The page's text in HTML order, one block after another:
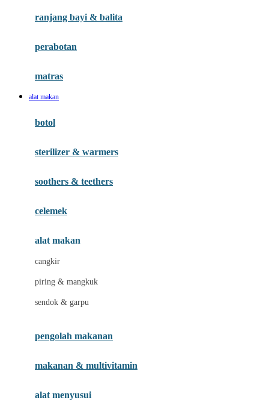
Haenim
Hot Wheels
Huanger
Hybrid
I
Joie
Jurassic World
ranjang bayi & balita
perabotan
matras
alat makan
botol
sterilizer & warmers
soothers & teethers
celemek
alat makan
cangkir
piring & mangkuk
sendok & garpu
pengolah makanan
makanan & multivitamin
alat menyusui